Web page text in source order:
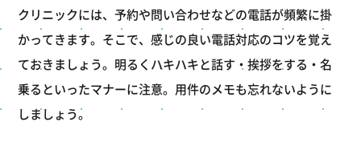
クリニックには、予約や問い合わせなどの電話が頻繁に掛
かってきます。そこで、感じの良い電話対応のコツを覚え
ておきましょう。明るくハキハキと話す・挨拶をする・名
乗るといったマナーに注意。用件のメモも忘れないように
しましょう。